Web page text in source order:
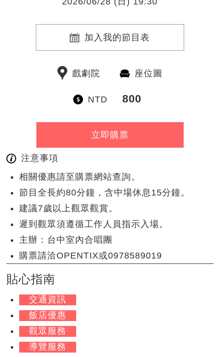
加入我的節目表
戲劇院 座位圖
NTD 800
立即購票
注意事項
相關優惠請至購票網站查詢。
節目全長約80分鐘，含中場休息15分鐘。
建議7歲以上觀眾觀賞。
遲到觀眾須遵循工作人員指示入場。
主辦：台中室內合唱團
購票請洽OPENTIX或0978589019
貼心指南
交通資訊
飯店優惠
觀眾服務
導覽服務